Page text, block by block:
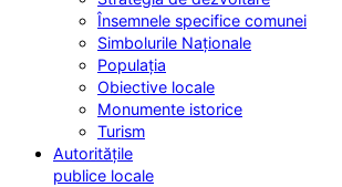
Însemnele specifice comunei
Simbolurile Naționale
Populația
Obiective locale
Monumente istorice
Turism
Autoritățile
publice locale